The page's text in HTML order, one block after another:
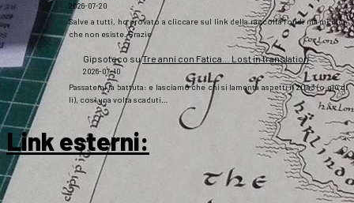
2026-07-20
Salve a tutti, ho provato a cliccare sul link della raccolta fondi ma mi dice
che non esiste. Grazie
Gipsoteco suTre anni con Fatica… Lost in translation
2026-07-10
Passatemi la battuta: e lasciamo che chi si lamenta aspetti il 2043 (o giù di
lì), così una volta scaduti…
Link esterni: